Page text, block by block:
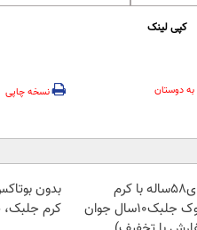
کپی لینک
به دوستان نسخه چاپی
این آقای58ساله با کرم
ضدچروک جلبک10سال جوان
بدون
کرم